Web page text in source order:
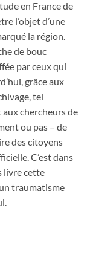
en France de
l’objet d’une
la région.
de bouc
par ceux qui
grâce aux
tel
chercheurs de
ou pas – de
des citoyens
C’est dans
livre cette
traumatisme